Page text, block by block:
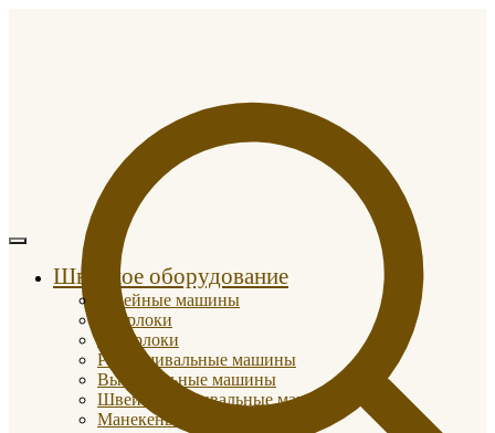
Швейное оборудование
Швейные машины
Оверлоки
Коверлоки
Распошивальные машины
Вышивальные машины
Швейно-вышивальные машины
Манекены портновские